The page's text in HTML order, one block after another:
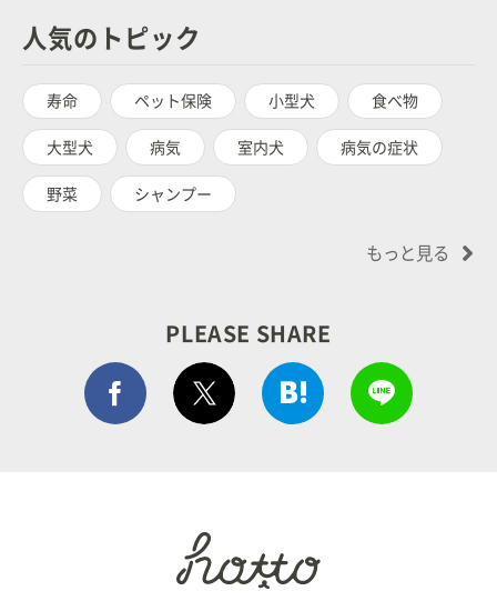
人気のトピック
寿命 ペット保険 小型犬 食べ物
大型犬 病気 室内犬 病気の症状
野菜 シャンプー
もっと見る
PLEASE SHARE
Facebook シェア はてぶでシェア